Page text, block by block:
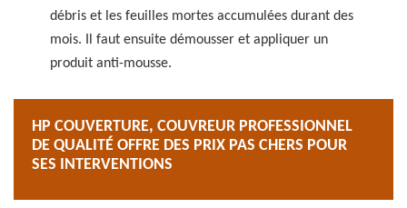
débris et les feuilles mortes accumulées durant des
mois. Il faut ensuite démousser et appliquer un
produit anti-mousse.
HP COUVERTURE, COUVREUR PROFESSIONNEL
DE QUALITÉ OFFRE DES PRIX PAS CHERS POUR
SES INTERVENTIONS